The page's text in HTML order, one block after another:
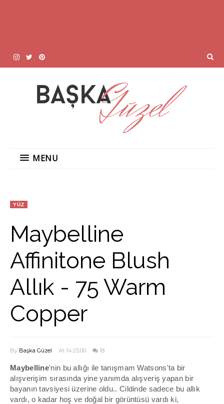
MENU
YÜZ
Maybelline
Affinitone Blush
Allık - 75 Warm
Copper
By Başka Güzel At 14:25:00 18
Maybelline'nin bu allığı ile tanışmamWatsons'ta bir
alışverişim sırasında yine yanımda alışveriş yapan bir
bayanın tavsiyesi üzerine oldu.. Cildinde sadece bu allık
vardı, o kadar hoş ve doğal bir görüntüsü vardı ki,